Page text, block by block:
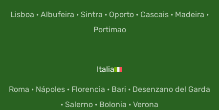
Lisboa · Albufeira · Sintra · Oporto · Cascais · Madeira ·
Portimao
Italia
Roma · Nápoles · Florencia · Bari · Desenzano del Garda
· Salerno · Bolonia · Verona